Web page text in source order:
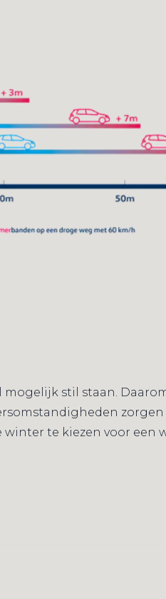
stil staan.
te kiezen voor